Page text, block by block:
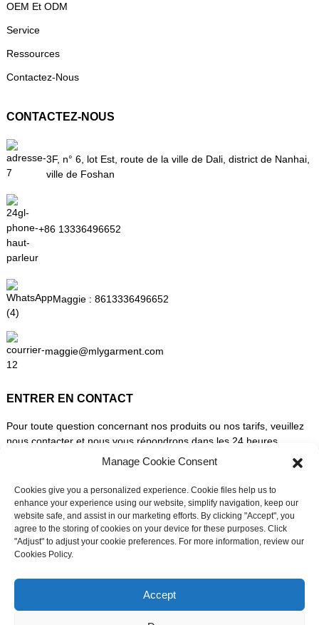
Discutez avec nous maintenant
OEM Et ODM
Service
Ressources
Contactez-Nous
CONTACTEZ-NOUS
3F, n° 6, lot Est, route de la ville de Dali, district de Nanhai,
ville de Foshan
+86 13336496652
Maggie : 8613336496652
maggie@mlygarment.com
ENTRER EN CONTACT
Pour toute question concernant nos produits ou nos tarifs, veuillez
nous contacter et nous vous répondrons dans les 24 heures.
DEMANDEZ UN DEVIS DÈS MAINTENANT
SUIVEZ-NOUS SUR LES RÉSEAUX SOCIAUX
Manage Cookie Consent
Cookies give you a personalized experience. Cookie files help us to
enhance your experience using our website, simplify navigation, keep our
website safe, and assist in our marketing efforts. By clicking "Accept", you
agree to the storing of cookies on your device for these purposes. Click
"Adjust" to adjust your cookie preferences. For more information, review our
Cookies Policy.
Accept